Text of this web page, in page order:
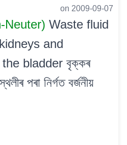
on 2009-09-07
Neuter) Waste fluid
and
bladder বৃক্কৰ
পৰা নিৰ্গত বৰ্জনীয়